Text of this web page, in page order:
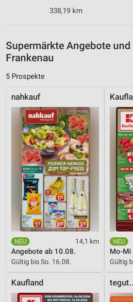
338,19 km
Supermärkte Angebote
Frankenau
5 Prospekte
nahkauf
14,1 km
Angebote ab 10.08.
Gültig bis So. 16.08.
Mo-Mi
Gültig
Kaufland
Kombinationen von Daten aus
Entwicklung und Verbesserung der
Verwendung reduzierter Daten zur
Verwendung genauer Standortdaten
Geräte anhand von aktiv angeforderten
Informationen identifizieren
Nicht-IAB-Verarbeitungszwecke:
Notwendig
Performance
Funktional
Werbung